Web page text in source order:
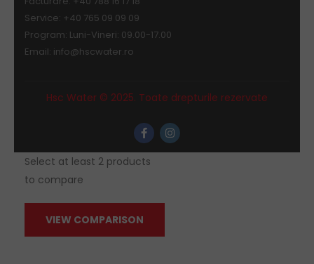
Service: +40 765 09 09 09
Program: Luni-Vineri: 09.00-17.00
Email: info@hscwater.ro
Hsc Water © 2025. Toate drepturile rezervate
Select at least 2 products
to compare
VIEW COMPARISON